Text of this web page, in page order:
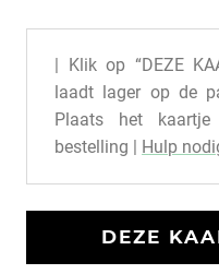
| Klik op “DEZE
laadt lager op de
Plaats het
bestelling | Hulp
DEZE